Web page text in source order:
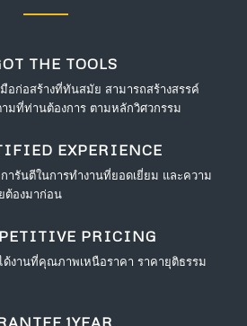
THE TOOLS
อก่อสร้างที่ทันสมัย สามารถสร้างสรรค์
ามที่ท่านต้องการ ตามหลักวิศวกรรม
EXPERIENCE
ารันตีในการทำงานที่ยอดเยี่ยม และความ
ต้องมาก่อน
PRICING
ด้งานที่คุณภาพเหนือราคา ราคายุติธรรม